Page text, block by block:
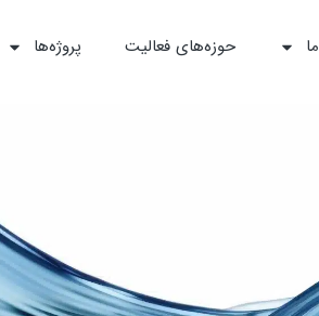
حوزه‌‌های فعالیت پروژه‌ها